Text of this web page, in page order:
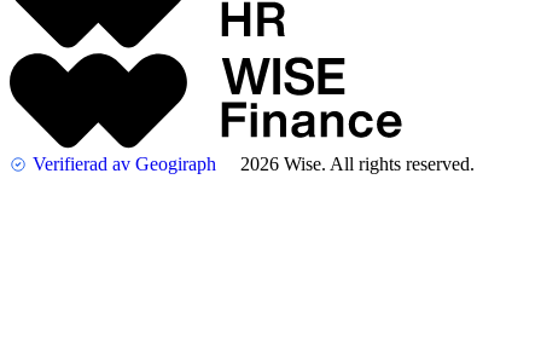
Verifierad av Geogiraph 2026 Wise. All rights reserved.